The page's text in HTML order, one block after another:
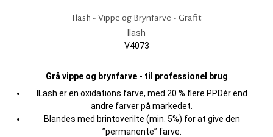
Ilash - Vippe og Brynfarve - Grafit
Ilash
V4073
Grå vippe og brynfarve - til professionel brug
ILash er en oxidations farve, med 20 % flere PPDér end
andre farver på markedet.
Blandes med brintoverilte (min. 5%) for at give den
”permanente” farve.